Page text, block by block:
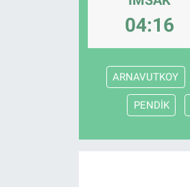
04:16
ARNAVUTKOY
PENDİK